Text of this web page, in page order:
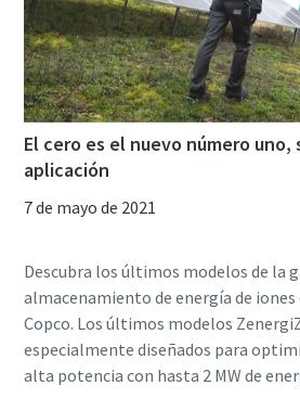
El cero es el nuevo número uno,
aplicación
7 de mayo de 2021
Descubra los últimos modelos de la
almacenamiento de energía de
Copco. Los últimos modelos
especialmente diseñados para